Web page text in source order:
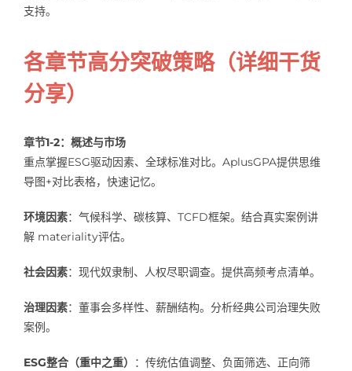
支持。
各章节高分突破策略（详细干货
分享）
章节1-2：概述与市场
重点掌握ESG驱动因素、全球标准对比。AplusGPA提供思维
导图+对比表格，快速记忆。
环境因素：气候科学、碳核算、TCFD框架。结合真实案例讲
解 materiality评估。
社会因素：现代奴隶制、人权尽职调查。提供高频考点清单。
治理因素：董事会多样性、薪酬结构。分析经典公司治理失败
案例。
ESG整合（重中之重）
：传统估值调整、负面筛选、正向筛